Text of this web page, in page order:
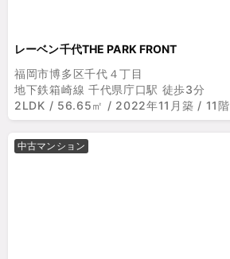
レーベン千代THE PARK FRONT
福岡市博多区千代４丁目
地下鉄箱崎線 千代県庁口駅 徒歩3分
2LDK / 56.65㎡ / 2022年11月築 / 11階
中古マンション